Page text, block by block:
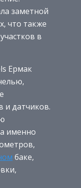
заметной
что также
в
Ермак
и датчиков.
именно
баке,